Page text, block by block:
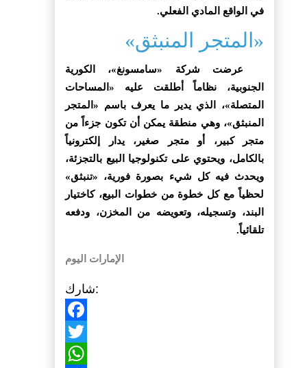
في الواقع المادي الفعلي.
«المتجر المنبثق»
عرضت شركة «سامسونغ»، الكورية
الجنوبية، نظاماً أطلقت عليه «المساحات
المتصلة»، الذي يدير ما يعرف باسم «المتجر
المنبثق»، وهي منطقة يمكن أن تكون جزءاً من
متجر كبير، أو متجر صغير، يدار إلكترونياً
بالكامل، ويحتوي على تكنولوجيا البيع بالتجزئة،
ويحدث فيه كل شيء بصورة فورية، «تنبثق»
لحظياً مع كل خطوة من خطوات البيع، كاختيار
البند، وتسجيله، وتعويضه من المخزن، ودفعه
تلقائياً.
الإمارات اليوم
شارك:
Facebook
Twitter